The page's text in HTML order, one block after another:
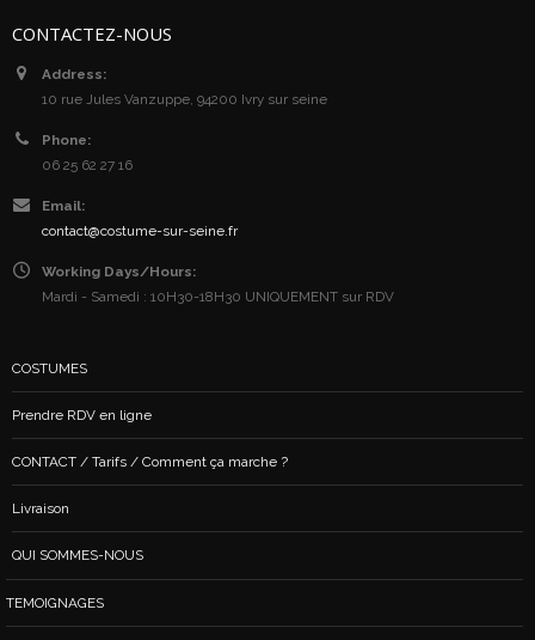
CONTACTEZ-NOUS
Address:
10 rue Jules Vanzuppe, 94200 Ivry sur seine
Phone:
06 25 62 27 16
Email:
contact@costume-sur-seine.fr
Working Days/Hours:
Mardi - Samedi : 10H30-18H30 UNIQUEMENT sur RDV
COSTUMES
Prendre RDV en ligne
CONTACT / Tarifs / Comment ça marche ?
Livraison
QUI SOMMES-NOUS
TEMOIGNAGES